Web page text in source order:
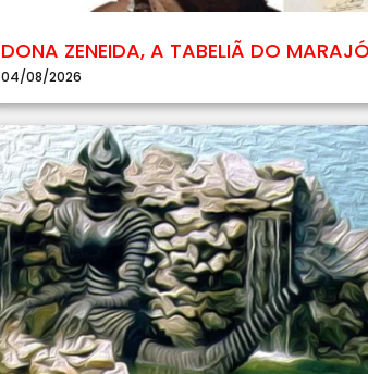
DONA ZENEIDA, A TABELIÃ DO
04/08/2026